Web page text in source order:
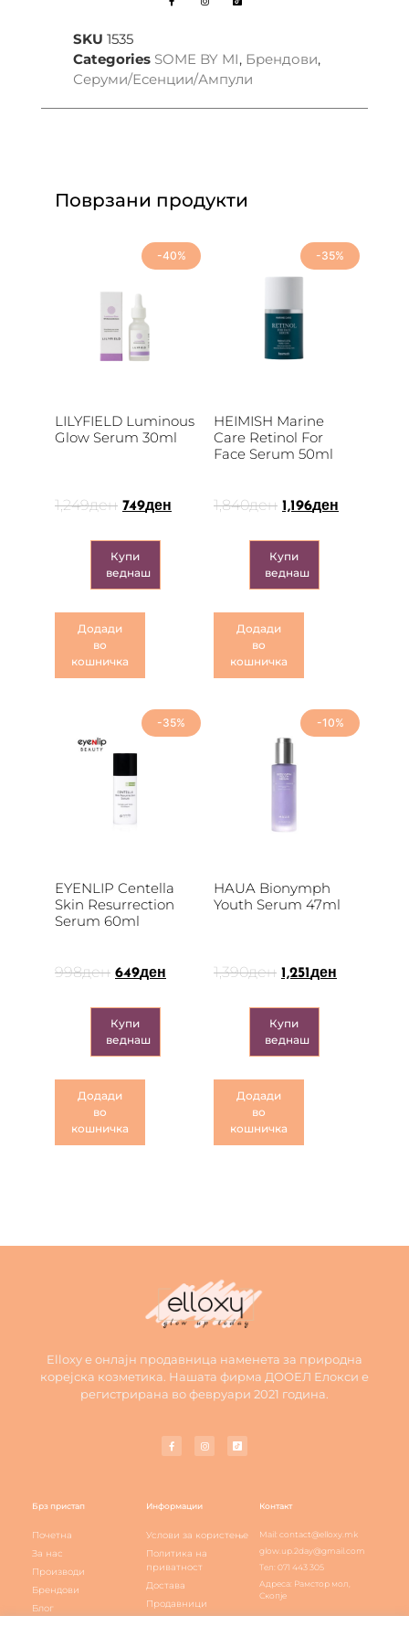
SKU 1535
Categories SOME BY MI, Брендови,
Серуми/Есенции/Ампули
Поврзани продукти
-40%
LILYFIELD Luminous
Glow Serum 30ml
1,249ден 749ден
Купи
веднаш
Додади
во
кошничка
-35%
HEIMISH Marine
Care Retinol For
Face Serum 50ml
1,840ден 1,196ден
Купи
веднаш
Додади
во
кошничка
-35%
EYENLIP Centella
Skin Resurrection
Serum 60ml
998ден 649ден
Купи
веднаш
Додади
во
кошничка
-10%
HAUA Bionymph
Youth Serum 47ml
1,390ден 1,251 ден
Купи
веднаш
Додади
во
кошничка
Elloxy е онлајн продавница наменета за природна
корејска козметика. Нашата фирма ДООЕЛ Елокси е
регистрирана во февруари 2021 година.
Брз пристап
Почетна
За нас
Производи
Брендови
Блог
Информации
Услови за користење
Политика на
приватност
Достава
Продавници
Контакт
Mail: contact@elloxy.mk
glow.up.2day@gmail.com
Тел: 071 443 305
Адреса: Рамстор мол,
Скопје